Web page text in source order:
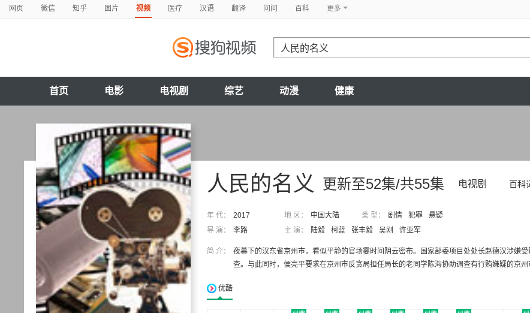
网页 微信 知乎 图片 视频 医疗 汉语 翻译 问问 百科 更多
首页 电影 电视剧 综艺 动漫 健康
百科
更新至52集/共55集 电视剧
人民的名义
年 代： 2017 地 区： 中国大陆 类 型： 剧情 犯罪
悬疑
导 演：
李路 主 演： 陆毅 柯蓝 张丰毅 吴刚 许亚军
简 介：
夜幕下的汉东省京州市，看似平静的官场霎时间阴云密布。国家部委项目处处长赵德汉涉嫌
查。与此同时，侯亮平要求在京州市反贪局担任局长的老同学陈海协助调查有行贿嫌疑的京
优酷